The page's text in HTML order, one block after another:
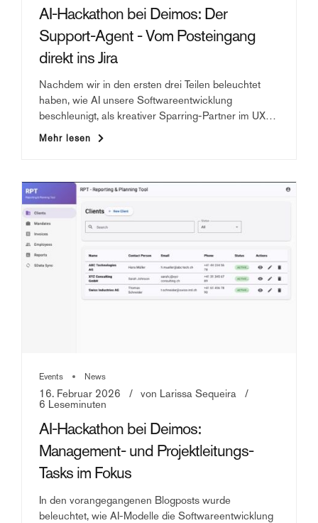
AI-Hackathon bei Deimos: Der
Support-Agent - Vom Posteingang
direkt ins Jira
Nachdem wir in den ersten drei Teilen beleuchtet
haben, wie AI unsere Softwareentwicklung
beschleunigt, als kreativer Sparring-Partner im UX-
Design fungiert und Ordnung in den
und technischem Projektmanagement schlagen?
Das Projekt «Support Agent» liefert die Antwort. Das
deren Kontext versteht, sie kategorisiert und völlig
autonom als strukturierte Tickets im internen Jira bei
Deimos erfasst.
Mehr lesen
Events News
16. Februar 2026 von Larissa Sequeira
6 Leseminuten
AI-Hackathon bei Deimos:
Management- und Projektleitungs-
Tasks im Fokus
In den vorangegangenen Blogposts wurde
beleuchtet, wie AI-Modelle die Softwareentwicklung